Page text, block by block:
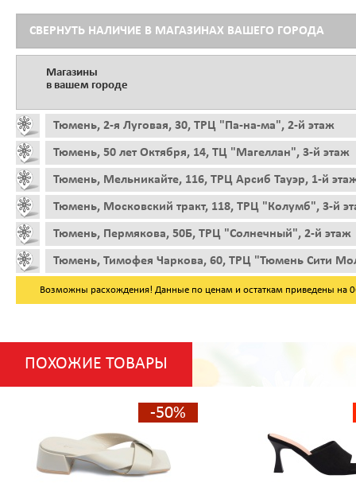
СВЕРНУТЬ НАЛИЧИЕ В МАГАЗИНАХ ВАШЕГО ГОРОДА
Магазины
в вашем городе
Тюмень, 2-я Луговая, 30, ТРЦ "Па-на-ма", 2-й этаж
Тюмень, 50 лет Октября, 14, ТЦ "Магеллан", 3-й этаж
Тюмень, Мельникайте, 116, ТРЦ Арсиб Тауэр, 1-й
Тюмень, Московский тракт, 118, ТРЦ "Колумб", 3-й
Тюмень, Пермякова, 50Б, ТРЦ "Солнечный", 2-й этаж
Тюмень, Тимофея Чаркова, 60, ТРЦ "Тюмень Сити
Возможны расхождения! Данные по ценам и остаткам приведены на
ПОХОЖИЕ ТОВАРЫ
-50%